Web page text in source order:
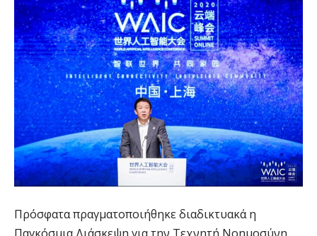
Πρόσφατα πραγματοποιήθηκε διαδικτυακά η